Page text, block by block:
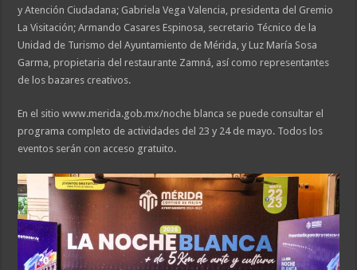
y Atención Ciudadana; Gabriela Vega Valencia, presidenta del Gremio
La Visitación; Armando Casares Espinosa, secretario Técnico de la
Unidad de Turismo del Ayuntamiento de Mérida, y Luz María Sosa
Garma, propietaria del restaurante Zamná, así como representantes
de los bazares creativos.
En el sitio www.merida.gob.mx/noche blanca se puede consultar el
programa completo de actividades del 23 y 24 de mayo. Todos los
eventos serán con acceso gratuito.